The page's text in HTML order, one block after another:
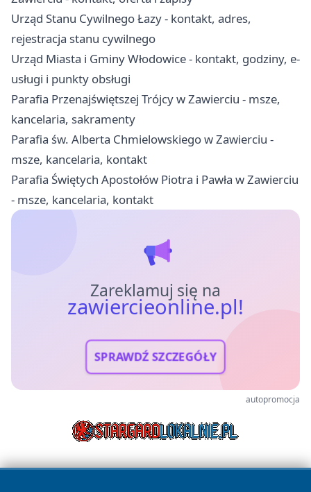
Urząd Stanu Cywilnego Łazy - kontakt, adres,
rejestracja stanu cywilnego
Urząd Miasta i Gminy Włodowice - kontakt, godziny, e-
usługi i punkty obsługi
Parafia Przenajświętszej Trójcy w Zawierciu - msze,
kancelaria, sakramenty
Parafia św. Alberta Chmielowskiego w Zawierciu -
msze, kancelaria, kontakt
Parafia Świętych Apostołów Piotra i Pawła w Zawierciu
- msze, kancelaria, kontakt
Zareklamuj się na
zawiercieonline.pl!
SPRAWDŹ SZCZEGÓŁY
autopromocja